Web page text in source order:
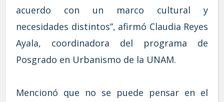
acuerdo con un marco cultural y
necesidades distintos”, afirmó Claudia Reyes
Ayala, coordinadora del programa de
Posgrado en Urbanismo de la UNAM.
Mencionó que no se puede pensar en el